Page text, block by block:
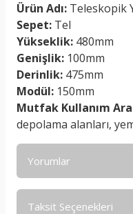
Ürün Adı: Teleskopik
Sepet: Tel
Yükseklik: 480mm
Genişlik: 100mm
Derinlik: 475mm
Modül: 150mm
Mutfak Kullanım
depolama alanları,
Yorumlar
Taksit Seçenekleri